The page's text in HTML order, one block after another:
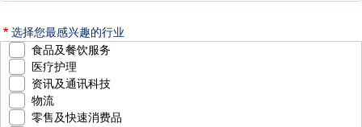
选择您最感兴趣的行业
食品及餐饮服务
医疗护理
资讯及通讯科技
物流
零售及快速消费品